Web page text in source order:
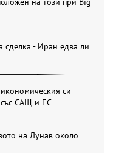
сделка - Иран едва ли
си
със САЩ и ЕС
на Дунав около